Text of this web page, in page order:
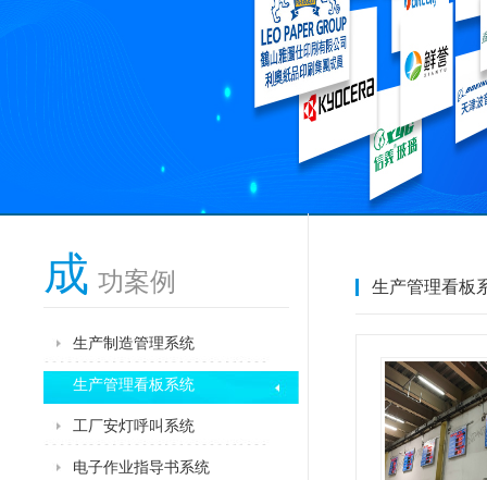
成 功案例
生产制造管理系统
生产管理看板系统
工厂安灯呼叫系统
电子作业指导书系统
生产管理看板